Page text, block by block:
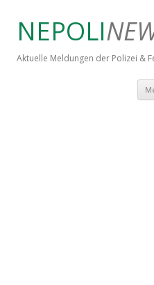
NEPOLI
Aktuelle Meldungen der Polizei &